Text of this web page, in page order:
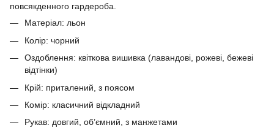
повсякденного гардероба.
Матеріал: льон
Колір: чорний
Оздоблення: квіткова вишивка (лавандові, рожеві, бежеві
відтінки)
Крій: приталений, з поясом
Комір: класичний відкладний
Рукав: довгий, об’ємний, з манжетами